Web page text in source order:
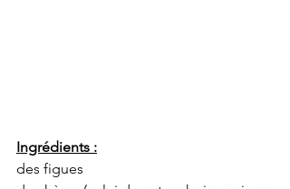
Ingrédients :
des figues